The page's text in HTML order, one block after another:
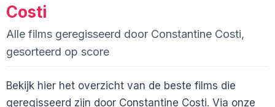
Costi
Alle films geregisseerd door Constantine Costi,
gesorteerd op score
Bekijk hier het overzicht van de beste films die
geregisseerd zijn door Constantine Costi. Via onze